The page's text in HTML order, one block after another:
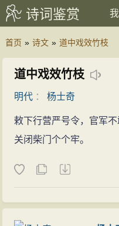
诗词鉴赏
首页 » 诗文 » 道中戏效竹枝
道中戏效竹枝
明代 ：杨士奇
敕下行营严号令，官军
关闭柴门个个牢。